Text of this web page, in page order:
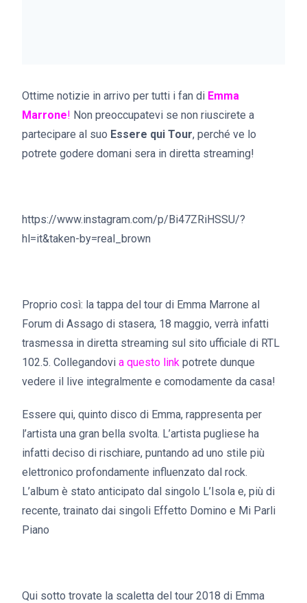
Ottime notizie in arrivo per tutti i fan di Emma
Marrone! Non preoccupatevi se non riuscirete a
partecipare al suo Essere qui Tour, perché ve lo
potrete godere domani sera in diretta streaming!
https://www.instagram.com/p/Bi47ZRiHSSU/?
hl=it&taken-by=real_brown
Proprio così: la tappa del tour di Emma Marrone al
Forum di Assago di stasera, 18 maggio, verrà infatti
trasmessa in diretta streaming sul sito ufficiale di RTL
102.5. Collegandovi a questo link potrete dunque
vedere il live integralmente e comodamente da casa!
Essere qui, quinto disco di Emma, rappresenta per
l’artista una gran bella svolta. L’artista pugliese ha
infatti deciso di rischiare, puntando ad uno stile più
elettronico profondamente influenzato dal rock.
L’album è stato anticipato dal singolo L’Isola e, più di
recente, trainato dai singoli Effetto Domino e Mi Parli
Piano
Qui sotto trovate la scaletta del tour 2018 di Emma